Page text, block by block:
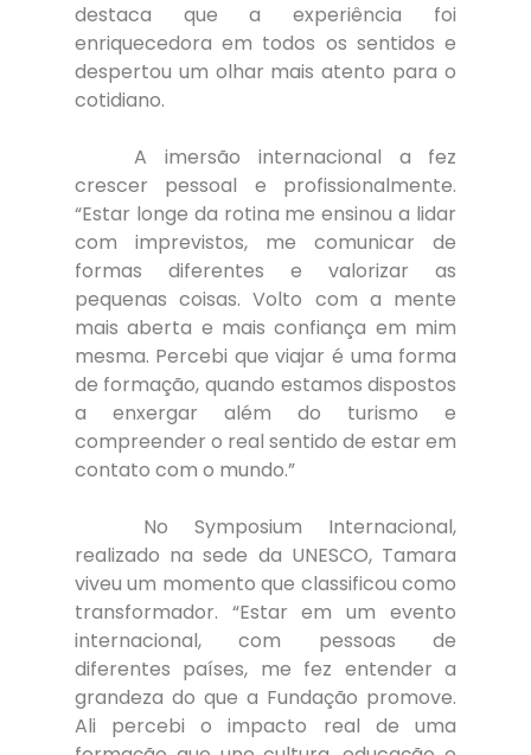
destaca que a experiência foi
enriquecedora em todos os sentidos e
despertou um olhar mais atento para o
cotidiano.
	A imersão internacional a fez
crescer pessoal e profissionalmente.
“Estar longe da rotina me ensinou a lidar
com imprevistos, me comunicar de
formas diferentes e valorizar as
pequenas coisas. Volto com a mente
mais aberta e mais confiança em mim
mesma. Percebi que viajar é uma forma
de formação, quando estamos dispostos
a enxergar além do turismo e
compreender o real sentido de estar em
contato com o mundo.”
realizado na sede da UNESCO, Tamara
viveu um momento que classificou como
transformador. “Estar em um evento
internacional, com pessoas de
diferentes países, me fez entender a
grandeza do que a Fundação promove.
Ali percebi o impacto real de uma